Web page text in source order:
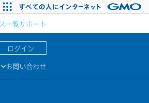
一覧サポート
ログイン
お問い合わせ